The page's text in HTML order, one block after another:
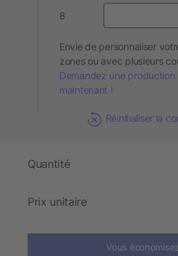
8
Envie de personnaliser
zones ou avec plusieurs
Demandez une production
maintenant !
Réinitialiser la
Quantité
Prix unitaire
Vous